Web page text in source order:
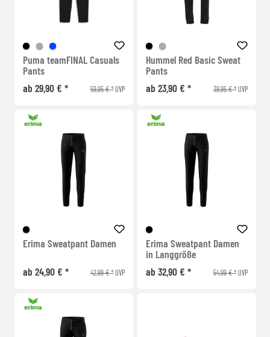
Puma teamFINAL Casuals
Pants
ab 29,90 € *
59,95 € *UVP
Hummel Red Basic Sweat
Pants
ab 23,90 € *
39,95 € *UVP
Erima Sweatpant Damen
ab 24,90 € * 42,99 € *UVP
Erima Sweatpant Damen
in Langgröße
ab 32,90 € *
54,99 € *UVP